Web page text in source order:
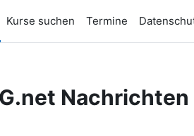
Kurse suchen Termine
Nachrichten